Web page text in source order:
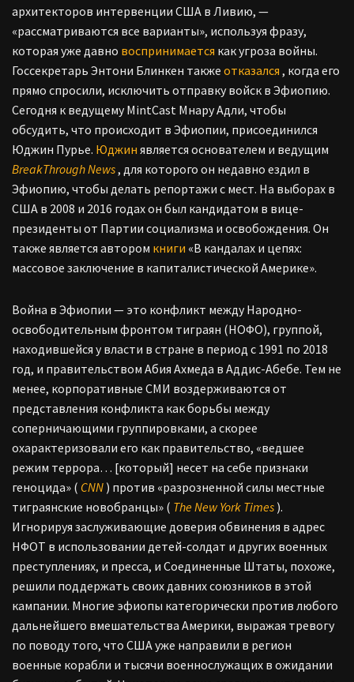
архитекторов интервенции США в Ливию, —
«рассматриваются все варианты», используя фразу,
которая уже давно воспринимается как угроза войны.
Госсекретарь Энтони Блинкен также отказался , когда его
прямо спросили, исключить отправку войск в Эфиопию.
Сегодня к ведущему MintCast Мнару Адли, чтобы
обсудить, что происходит в Эфиопии, присоединился
Юджин Пурье. Юджин является основателем и ведущим
BreakThrough News, для которого он недавно ездил в
Эфиопию, чтобы делать репортажи с мест. На выборах в
США в 2008 и 2016 годах он был кандидатом в вице-
президенты от Партии социализма и освобождения. Он
также является автором книги «В кандалах и цепях:
массовое заключение в капиталистической Америке».
Война в Эфиопии — это конфликт между Народно-
освободительным фронтом тиграян (НОФО), группой,
находившейся у власти в стране в период с 1991 по 2018
год, и правительством Абия Ахмеда в Аддис-Абебе. Тем не
менее, корпоративные СМИ воздерживаются от
представления конфликта как борьбы между
соперничающими группировками, а скорее
охарактеризовали его как правительство, «ведшее
режим террора… [который] несет на себе признаки
геноцида» ( CNN ) против «разрозненной силы местные
тиграянские новобранцы» ( The New York Times ).
Игнорируя заслуживающие доверия обвинения в адрес
НФОТ в использовании детей-солдат и других военных
преступлениях, и пресса, и Соединенные Штаты, похоже,
решили поддержать своих давних союзников в этой
кампании. Многие эфиопы категорически против любого
дальнейшего вмешательства Америки, выражая тревогу
по поводу того, что США уже направили в регион
военные корабли и тысячи военнослужащих в ожидании